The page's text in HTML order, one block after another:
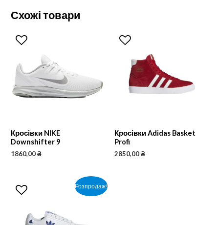
Схожі товари
Кросівки NIKE
Downshifter 9
1860,00₴
Кросівки Adidas Basket
Profi
2850,00₴
Розпродаж!